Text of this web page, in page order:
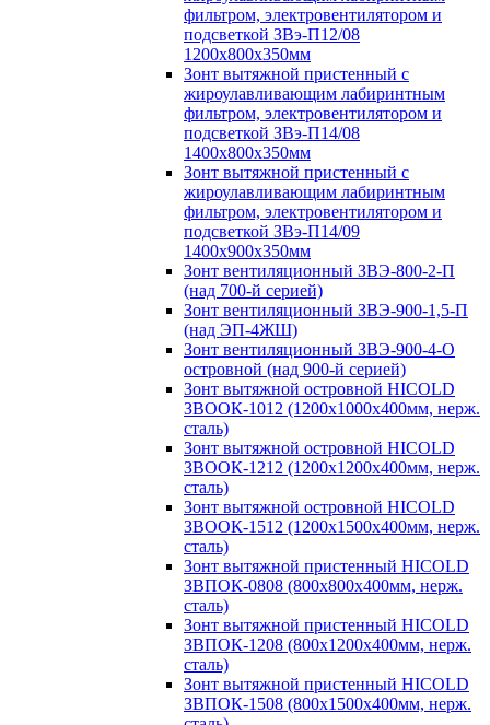
фильтром, электровентилятором и
подсветкой ЗВэ-П12/08
1200х800х350мм
Зонт вытяжной пристенный с
жироулавливающим лабиринтным
фильтром, электровентилятором и
подсветкой ЗВэ-П14/08
1400х800х350мм
Зонт вытяжной пристенный с
жироулавливающим лабиринтным
фильтром, электровентилятором и
подсветкой ЗВэ-П14/09
1400х900х350мм
Зонт вентиляционный ЗВЭ-800-2-П
(над 700-й серией)
Зонт вентиляционный ЗВЭ-900-1,5-П
(над ЭП-4ЖШ)
Зонт вентиляционный ЗВЭ-900-4-О
островной (над 900-й серией)
Зонт вытяжной островной HICOLD
ЗВООК-1012 (1200х1000х400мм, нерж.
сталь)
Зонт вытяжной островной HICOLD
ЗВООК-1212 (1200x1200x400мм, нерж.
сталь)
Зонт вытяжной островной HICOLD
ЗВООК-1512 (1200х1500х400мм, нерж.
сталь)
Зонт вытяжной пристенный HICOLD
ЗВПОК-0808 (800х800х400мм, нерж.
сталь)
Зонт вытяжной пристенный HICOLD
ЗВПОК-1208 (800х1200х400мм, нерж.
сталь)
Зонт вытяжной пристенный HICOLD
ЗВПОК-1508 (800х1500х400мм, нерж.